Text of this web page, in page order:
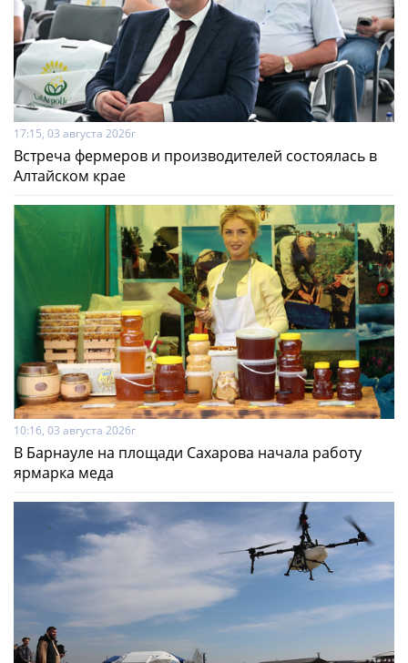
17:15, 03 августа 2026г
Встреча фермеров и производителей состоялась в
Алтайском крае
10:16, 03 августа 2026г
В Барнауле на площади Сахарова начала работу
ярмарка меда